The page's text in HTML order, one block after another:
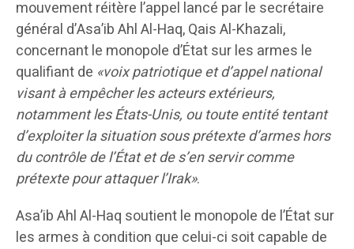
mouvement réitère l’appel lancé par le secrétaire
général d’Asa’ib Ahl Al-Haq, Qais Al-Khazali,
concernant le monopole d’État sur les armes le
qualifiant de «voix patriotique et d’appel national
visant à empêcher les acteurs extérieurs,
notamment les États-Unis, ou toute entité tentant
d’exploiter la situation sous prétexte d’armes hors
du contrôle de l’État et de s’en servir comme
prétexte pour attaquer l’Irak».
Asa’ib Ahl Al-Haq soutient le monopole de l’État sur
les armes à condition que celui-ci soit capable de